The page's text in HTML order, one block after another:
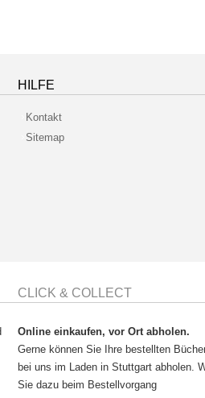
HILFE
Kontakt
Sitemap
CLICK & COLLECT
Online einkaufen, vor Ort abholen.
Gerne können Sie Ihre bestellten
bei uns im Laden in Stuttgart abholen.
Sie dazu beim Bestellvorgang